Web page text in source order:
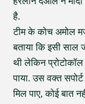
है.
टीम के कोच अमोल
बताया कि इसी साल
थी लेकिन
पाया. उस वक्त
मिल पाए, कोई बात